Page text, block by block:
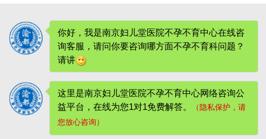
你好，我是南京妇儿堂医院不孕不育中心在线咨
询客服，请问你要咨询哪方面不孕不育科问题？
请讲
这里是南京妇儿堂医院不孕不育中心网络咨询公
益平台，在线为您1对1免费解答。
（隐私保护，请
您放心咨询）